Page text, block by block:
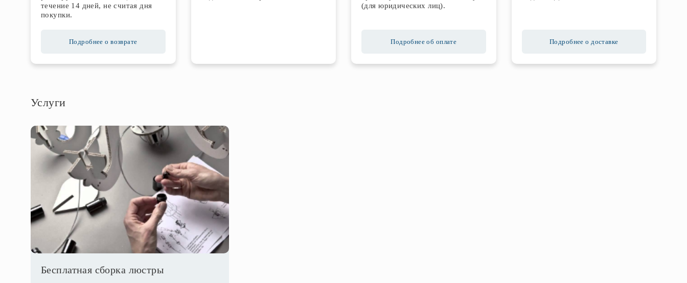
течение 14 дней, не считая дня
покупки.
Подробнее о возврате
(для юридических лиц).
Подробнее об оплате Подробнее о доставке
Услуги
Бесплатная сборка люстры